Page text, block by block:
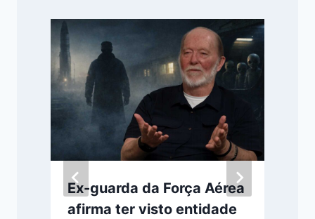
Ex-guarda da Força Aérea
afirma ter visto entidade